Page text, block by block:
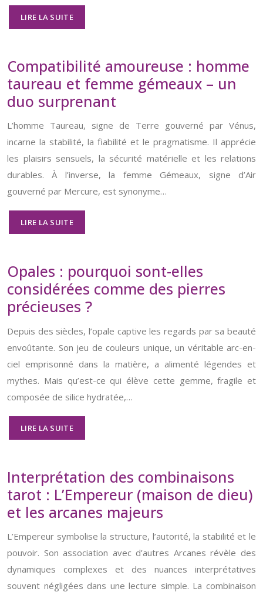
LIRE LA SUITE
Compatibilité amoureuse : homme
taureau et femme gémeaux – un
duo surprenant
L’homme Taureau, signe de Terre gouverné par Vénus,
incarne la stabilité, la fiabilité et le pragmatisme. Il apprécie
les plaisirs sensuels, la sécurité matérielle et les relations
durables. À l’inverse, la femme Gémeaux, signe d’Air
gouverné par Mercure, est synonyme…
LIRE LA SUITE
Opales : pourquoi sont-elles
considérées comme des pierres
précieuses ?
Depuis des siècles, l’opale captive les regards par sa beauté
envoûtante. Son jeu de couleurs unique, un véritable arc-en-
ciel emprisonné dans la matière, a alimenté légendes et
mythes. Mais qu’est-ce qui élève cette gemme, fragile et
composée de silice hydratée,…
LIRE LA SUITE
Interprétation des combinaisons
tarot : L’Empereur (maison de dieu)
et les arcanes majeurs
L’Empereur symbolise la structure, l’autorité, la stabilité et le
pouvoir. Son association avec d’autres Arcanes révèle des
dynamiques complexes et des nuances interprétatives
souvent négligées dans une lecture simple. La combinaison